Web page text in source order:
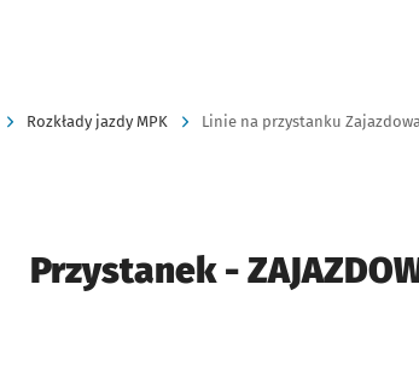
Rozkłady jazdy MPK Linie na przystanku
Przystanek -